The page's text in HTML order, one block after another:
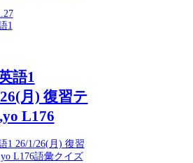
1
語1
月) 復習テ
L176
1 26/1/26(月) 復習
L176語彙クイズ